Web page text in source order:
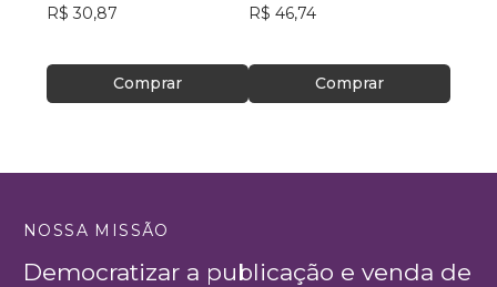
R$ 30,87
Comprar
R$ 46,74
Comprar
NOSSA MISSÃO
Democratizar a publicação e venda de